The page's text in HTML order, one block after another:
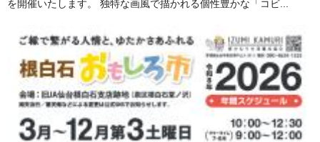
を開催いたします。 独特な画風で描かれる個性豊かな「コビ...